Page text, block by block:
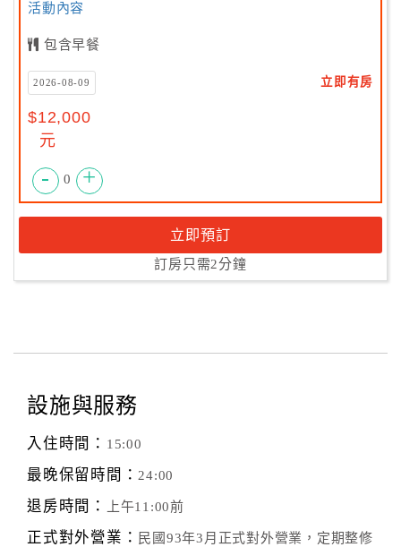
活動內容
包含早餐
2026-08-09 立即有房
$12,000
元
- 0 +
立即預訂
訂房只需2分鐘
設施與服務
入住時間： 15:00
最晚保留時間：24:00
退房時間： 上午11:00前
正式對外營業： 民國93年3月正式對外營業，定期整修